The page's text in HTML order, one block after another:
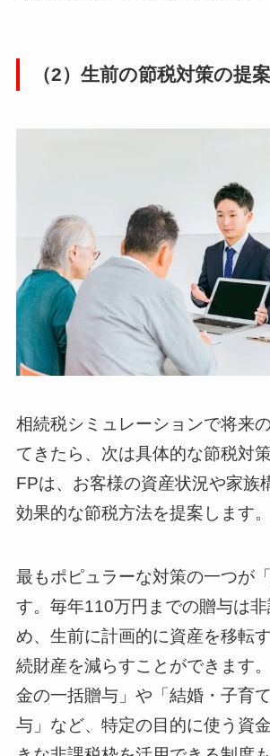
（2）生前の節税対策の提案
相続税シミュレーションで将来
てきたら、次は具体的な節税対
FPは、お客様の資産状況や家族
効果的な節税方法を提案します。
最もポピュラーな対策の一つが「
す。毎年110万円までの贈与は
め、生前に計画的に資産を移転
続財産を減らすことができます
金の一括贈与」や「結婚・子育
与」など、特定の目的に使う資